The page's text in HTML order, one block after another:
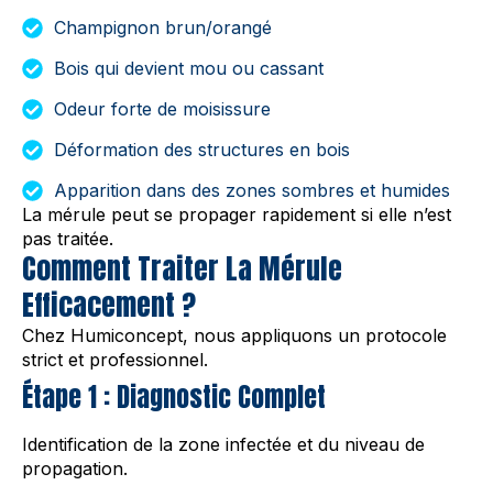
Champignon brun/orangé
Bois qui devient mou ou cassant
Odeur forte de moisissure
Déformation des structures en bois
Apparition dans des zones sombres et humides
La mérule peut se propager rapidement si elle n’est
pas traitée.
Comment Traiter La Mérule
Efficacement ?
Chez Humiconcept, nous appliquons un protocole
strict et professionnel.
Étape 1 : Diagnostic Complet
Identification de la zone infectée et du niveau de
propagation.